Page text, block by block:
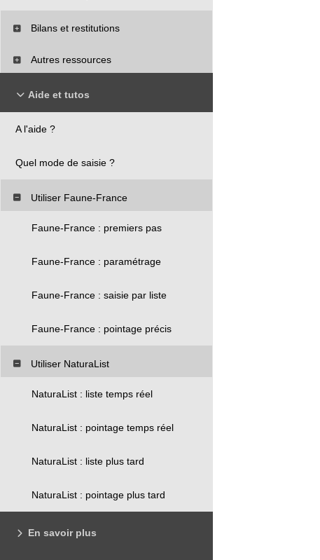
Bilans et restitutions
Autres ressources
Aide et tutos
A l'aide ?
Quel mode de saisie ?
Utiliser Faune-France
Faune-France : premiers pas
Faune-France : paramétrage
Faune-France : saisie par liste
Faune-France : pointage précis
Utiliser NaturaList
NaturaList : liste temps réel
NaturaList : pointage temps réel
NaturaList : liste plus tard
NaturaList : pointage plus tard
En savoir plus